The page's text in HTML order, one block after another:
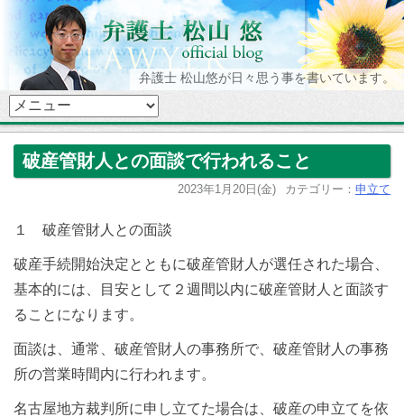
弁護士 松山悠が日々思う事を書いています。
破産管財人との面談で行われること
2023年1月20日(金) カテゴリー： 申立て
１ 破産管財人との面談
破産手続開始決定とともに破産管財人が選任された場合、
基本的には、目安として２週間以内に破産管財人と面談す
ることになります。
面談は、通常、破産管財人の事務所で、破産管財人の事務
所の営業時間内に行われます。
名古屋地方裁判所に申し立てた場合は、破産の申立てを依